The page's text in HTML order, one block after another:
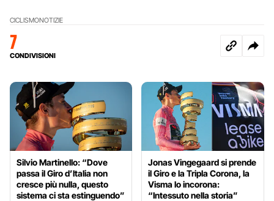
CICLISMONOTIZIE
7
CONDIVISIONI
Silvio Martinello: “Dove
passa il Giro d’Italia non
cresce più nulla, questo
sistema ci sta estinguendo”
Jonas Vingegaard si prende
il Giro e la Tripla Corona, la
Visma lo incorona:
“Intessuto nella storia”